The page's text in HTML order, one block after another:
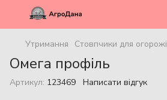
Утримання Стовпчики для огорожі
Омега профіль
Артикул: 123469 Написати відгук